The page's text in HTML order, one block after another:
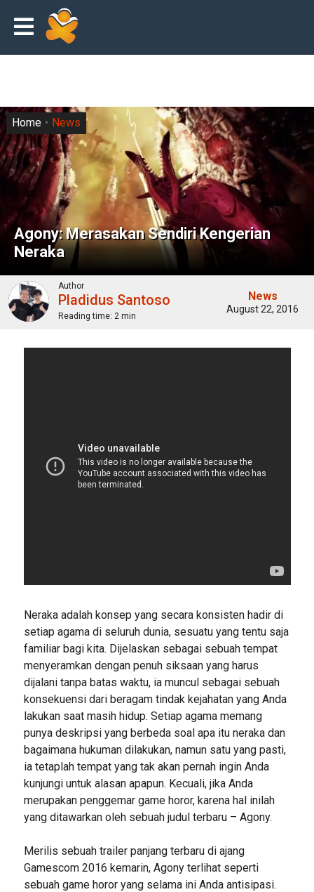
Agony: Merasakan Sendiri Kengerian
Neraka
Home News
Author
Pladidus Santoso
Reading time: 2 min
News
August 22, 2016
Neraka adalah konsep yang secara konsisten hadir di
setiap agama di seluruh dunia, sesuatu yang tentu saja
familiar bagi kita. Dijelaskan sebagai sebuah tempat
menyeramkan dengan penuh siksaan yang harus
dijalani tanpa batas waktu, ia muncul sebagai sebuah
konsekuensi dari beragam tindak kejahatan yang Anda
lakukan saat masih hidup. Setiap agama memang
punya deskripsi yang berbeda soal apa itu neraka dan
bagaimana hukuman dilakukan, namun satu yang pasti,
ia tetaplah tempat yang tak akan pernah ingin Anda
kunjungi untuk alasan apapun. Kecuali, jika Anda
merupakan penggemar game horor, karena hal inilah
yang ditawarkan oleh sebuah judul terbaru – Agony.
Merilis sebuah trailer panjang terbaru di ajang
Gamescom 2016 kemarin, Agony terlihat seperti
sebuah game horor yang selama ini Anda antisipasi.